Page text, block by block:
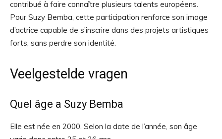
contribué à faire connaître plusieurs talents européens.
Pour Suzy Bemba, cette participation renforce son image
d’actrice capable de s’inscrire dans des projets artistiques
forts, sans perdre son identité.
Veelgestelde vragen
Quel âge a Suzy Bemba
Elle est née en 2000. Selon la date de l’année, son âge